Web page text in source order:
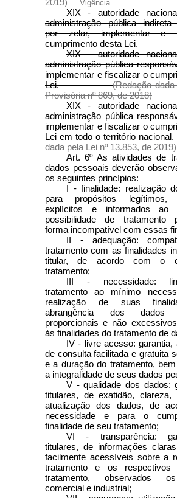
2019)
Vigência
XIX - autoridade
administração pública indireta
por zelar, implementar e
cumprimento desta Lei.
XIX - autoridade
administração pública
implementar e fiscalizar o
Lei.(Redação
Provisória nº 869, de 2018)
XIX - autoridade
administração pública
implementar e fiscalizar o
Lei em todo o território
dada pela Lei nº 13.853, de 2019)
Art. 6º As atividades de
dados pessoais deverão
os seguintes princípios:
I - finalidade: realização
para propósitos legítimos,
explícitos e informados ao
possibilidade de tratamento
forma incompatível com essas
II - adequação:
tratamento com as finalidades
titular, de acordo com o
tratamento;
III - necessidade:
tratamento ao mínimo
realização de suas
abrangência dos dados
proporcionais e não
às finalidades do tratamento de
IV - livre acesso: garantia,
de consulta facilitada e gratuita
e a duração do tratamento,
a integralidade de seus dados
V - qualidade dos dados:
titulares, de exatidão, clareza,
atualização dos dados, de
necessidade e para o
finalidade de seu tratamento;
VI - transparência:
titulares, de informações
facilmente acessíveis sobre a
tratamento e os respectivos
tratamento, observados
comercial e industrial;